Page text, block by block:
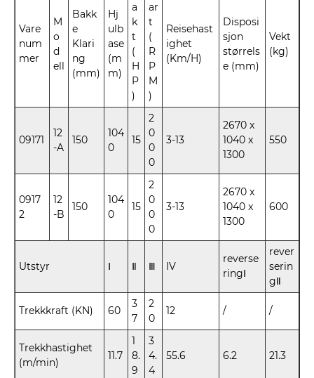
Vare
num
mer
M
o
d
ell
Bakk
e
Klari
ng
(mm)
Hj
ulb
ase
(m
m)
a
k
t
(
H
P
)
ar
t
(
R
P
M
)
Reisehast
ighet
(Km/H)
Disposi
sjon
størrels
e (mm)
Vekt
(kg)
09171
12
-A
150
104
0
15
2
0
0
0
3-13
2670 x
1040 x
1300
550
0917
2
12
-B
150
104
0
15
2
0
0
0
3-13
2670 x
1040 x
1300
600
Utstyr Ⅰ Ⅱ Ⅲ IV
reverse
ringⅠ
rever
serin
gⅡ
Trekkkraft (KN) 60
3
7
2
0
12 / /
Trekkhastighet
(m/min)
11.7
1
8.
9
3
4.
4
55.6 6.2 21.3